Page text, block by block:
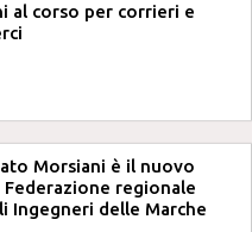
al corso per corrieri e
Morsiani è il nuovo
regionale
Ingegneri delle Marche